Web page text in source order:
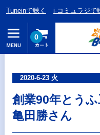
Tuneinで聴く i-コミュラジで
0
2020-6-23 火
創業90年とう
亀田勝さん